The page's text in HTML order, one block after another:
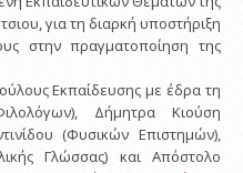
για τη διαρκή υποστήριξη
στην πραγματοποίηση της
Εκπαίδευσης με έδρα τη
Δήμητρα Κιούση
(Φυσικών Επιστημών),
Γλώσσας) και Απόστολο